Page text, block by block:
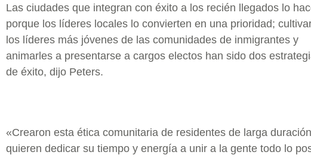
Las ciudades que integran con éxito a los recién llegados lo
porque los líderes locales lo convierten en una prioridad;
los líderes más jóvenes de las comunidades de inmigrantes y
animarles a presentarse a cargos electos han sido dos
de éxito, dijo Peters.
«Crearon esta ética comunitaria de residentes de larga
quieren dedicar su tiempo y energía a unir a la gente todo lo